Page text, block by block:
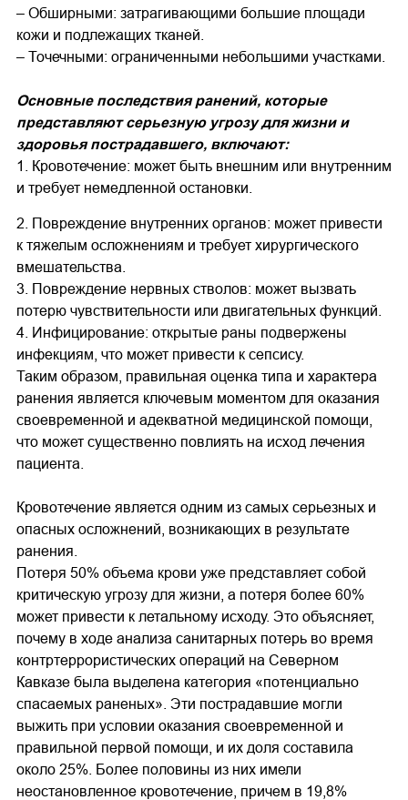
– Обширными: затрагивающими большие площади
кожи и подлежащих тканей.
– Точечными: ограниченными небольшими участками.
Основные последствия ранений, которые
представляют серьезную угрозу для жизни и
здоровья пострадавшего, включают:
1. Кровотечение: может быть внешним или внутренним
и требует немедленной остановки.
2. Повреждение внутренних органов: может привести
к тяжелым осложнениям и требует хирургического
вмешательства.
3. Повреждение нервных стволов: может вызвать
потерю чувствительности или двигательных функций.
4. Инфицирование: открытые раны подвержены
инфекциям, что может привести к сепсису.
Таким образом, правильная оценка типа и характера
ранения является ключевым моментом для оказания
своевременной и адекватной медицинской помощи,
что может существенно повлиять на исход лечения
пациента.
Кровотечение является одним из самых серьезных и
опасных осложнений, возникающих в результате
ранения.
Потеря 50% объема крови уже представляет собой
критическую угрозу для жизни, а потеря более 60%
может привести к летальному исходу. Это объясняет,
почему в ходе анализа санитарных потерь во время
контртеррористических операций на Северном
Кавказе была выделена категория «потенциально
спасаемых раненых». Эти пострадавшие могли
выжить при условии оказания своевременной и
правильной первой помощи, и их доля составила
около 25%. Более половины из них имели
неостановленное кровотечение, причем в 19,8%